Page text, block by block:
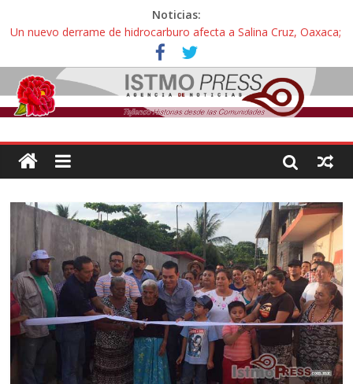
Noticias:
Un nuevo derrame de hidrocarburo afecta a Salina Cruz, Oaxaca;
ahora pescadores de Salinas del Marqués denuncian daños de
Pemex
Ángel, el joven autista expulsado por la Universidad Bienestar de
Ixtepec, Oaxaca vuelve a las aulas tras amparo
Familiares de periodista Alejandro Leyva se reúnen con titular de
intelectuales de su asesinato
Alertan pescadores de Juchitán, Oaxaca de nuevo despojo de su
Pescadores y comuneros ikoots detienen la extracción ilegal de
material pétreo de gravera Oyamel